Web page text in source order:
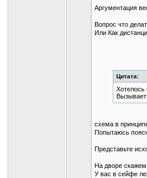
Аргументация
Вопрос что
Или Как
Цитата:
Хотелось
схема в
Попытаюсь
Представьте
На дворе скажем
У вас в сейфе